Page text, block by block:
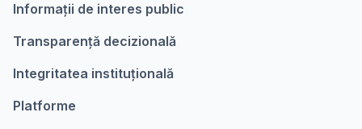
Informații de interes public
Transparență decizională
Integritatea instituțională
Platforme